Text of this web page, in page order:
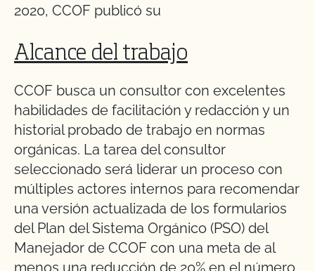
2020, CCOF publicó su
Alcance del trabajo
CCOF busca un consultor con excelentes
habilidades de facilitación y redacción y un
historial probado de trabajo en normas
orgánicas. La tarea del consultor
seleccionado será liderar un proceso con
múltiples actores internos para recomendar
una versión actualizada de los formularios
del Plan del Sistema Orgánico (PSO) del
Manejador de CCOF con una meta de al
menos una reducción de 20% en el número